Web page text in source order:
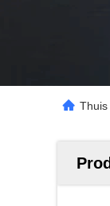
Thuis